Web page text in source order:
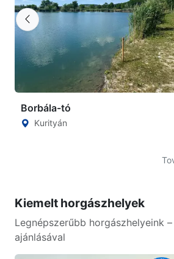
Borbála-tó
Kurityán
Kiemelt horgászhelyek
Legnépszerűbb horgászhelyeink
ajánlásával